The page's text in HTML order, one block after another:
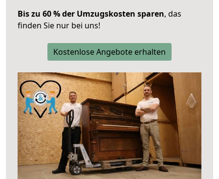
Bis zu 60 % der Umzugskosten sparen, das
finden Sie nur bei uns!
Kostenlose Angebote erhalten